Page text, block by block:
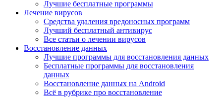
Лучшие бесплатные программы
Лечение вирусов
Средства удаления вредоносных программ
Лучший бесплатный антивирус
Все статьи о лечении вирусов
Восстановление данных
Лучшие программы для восстановления данных
Бесплатные программы для восстановления
данных
Восстановление данных на Android
Всё в рубрике про восстановление